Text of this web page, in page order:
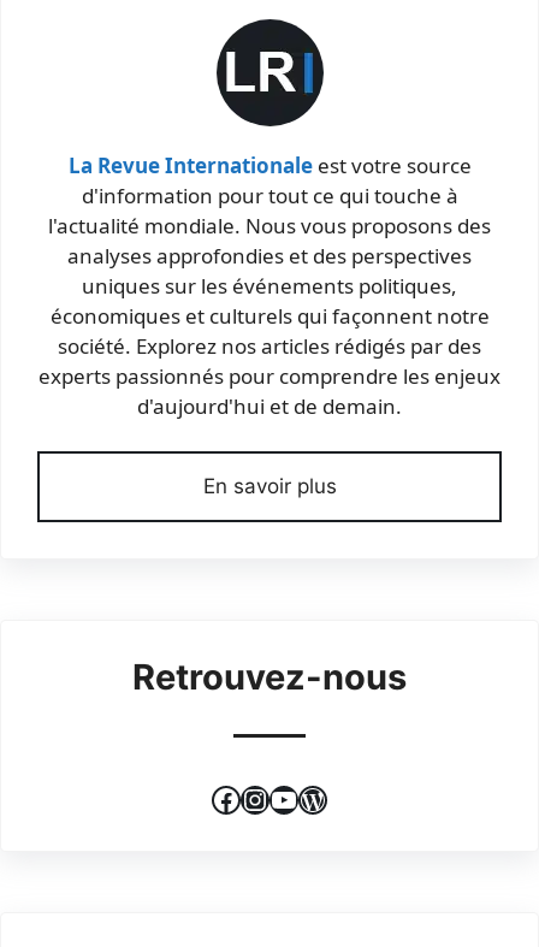
La Revue Internationaleest votre source
d'information pour tout ce qui touche à
l'actualité mondiale. Nous vous proposons des
analyses approfondies et des perspectives
uniques sur les événements politiques,
économiques et culturels qui façonnent notre
société. Explorez nos articles rédigés par des
experts passionnés pour comprendre les enjeux
d'aujourd'hui et de demain.
En savoir plus
Retrouvez-nous
Facebook
Instagram
YouTube
WordPress